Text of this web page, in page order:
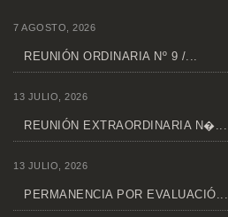
7 AGOSTO, 2026
REUNIÓN ORDINARIA Nº 9 /...
13 JULIO, 2026
REUNIÓN EXTRAORDINARIA N�...
13 JULIO, 2026
PERMANENCIA POR EVALUACIÓ...